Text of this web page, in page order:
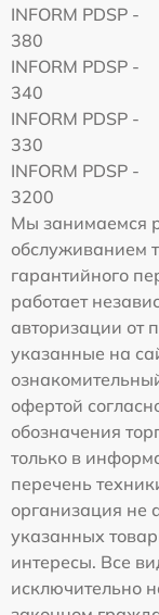
INFORM PDSP -
380
INFORM PDSP -
340
INFORM PDSP -
330
INFORM PDSP -
3200
Мы занимаемся
обслуживанием
гарантийного
работает
авторизации от
указанные на
офертой
обозначения
только в
перечень
организация не
указанных
интересы. Все
исключительно